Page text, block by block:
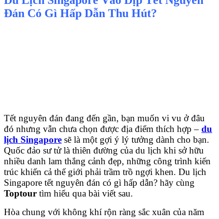
Đán Có Gì Hấp Dẫn Thu Hút?
Tết nguyên đán đang đến gần, bạn muốn vi vu ở đâu
đó nhưng vẫn chưa chọn được địa điểm thích hợp – du
lịch Singapore sẽ là một gợi ý lý tưởng dành cho bạn.
Quốc đảo sư tử là thiên đường của du lịch khi sở hữu
nhiều danh lam thắng cảnh đẹp, những công trình kiến
trúc khiến cả thế giới phải trầm trồ ngợi khen. Du lịch
Singapore tết nguyên đán có gì hấp dẫn? hãy cùng
Toptour tìm hiểu qua bài viết sau.
Hòa chung với không khí rộn ràng sắc xuân của năm